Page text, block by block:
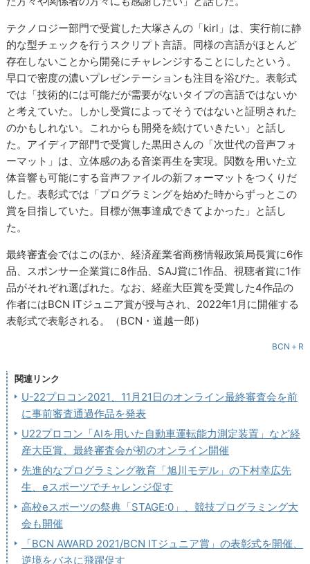
テクノロジー部門で受賞した大塚さんの「kirl」は、実行前に静
的な型チェックを行うスクリプト言語。同様の言語がほとんど
存在しないことから開発にチャレンジすることにしたという。
早口で密度の濃いプレゼンテーションも注目を浴びた。表彰式
では「技術的には可能だが需要がないタイプの言語ではないか
と考えていた。しかし受賞によってそうではないと証明された
のかもしれない。これからも開発を続けていきたい」と話し
た。アイディア部門で受賞した黒田さんの「次世代の音声フォ
ーマット」は、立体感のある音楽再生を実現。関数を用いた立
体音響も可能にする音声ファイルの新フォーマットをつくりだ
した。表彰式では「プログラミングを始めた時からずっとこの
賞を目指していた。目標が無事達成できてよかった」と話し
た。
最終審査会ではこのほか、経済産業省商務情報政策局長賞に6作
品、スポンサー企業賞に8作品、SAJ賞に1作品、視聴者賞に1作
品がそれぞれ選ばれた。なお、経産大臣賞を受賞した4作品の
作者にはBCN ITジュニア賞が授与され、2022年1月に開催する
表彰式で表彰される。（BCN・道越一郎）
BCN＋R
関連リンク
U-22プロコン2021、11月21日のオンライン最終審査会を前
に事前審査通過作品を発表
U22プロコン「AIを用いた自動車運転能力測定装置」など経
産大臣賞、最終審査会が初のオンライン開催
先進的なプログラミング教育「旭川モデル」の下村幸広先
生、eスポーツでチャレンジ促す
高校eスポーツの祭典「STAGE:0」、競技プログラミング大
会も開催
「BCN AWARD 2021/BCN ITジュニア賞」の表彰式を開催、
逆境をバネに飛躍促す